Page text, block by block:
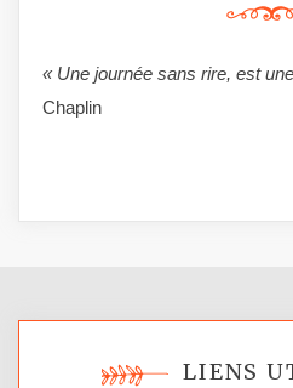
« Une journée sans rire, est
Chaplin
LIENS